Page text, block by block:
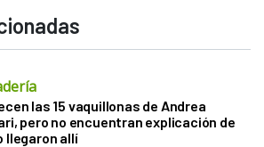
las 15 vaquillonas de Andrea
pero no encuentran explicación de
llegaron allí